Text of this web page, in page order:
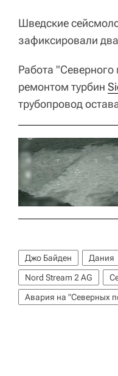
Шведские
зафиксировали
Работа "Северного
ремонтом турбин
трубопровод
Джо Байден Дания
Nord Stream 2 AG
Авария на "Северных